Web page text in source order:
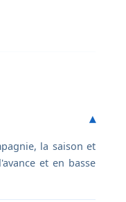
la saison et
et en basse